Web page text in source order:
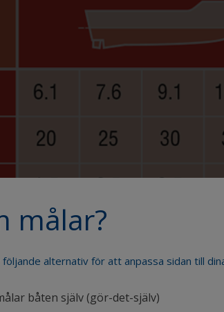
målar?
alternativ för att anpassa sidan till
båten själv (gör-det-själv)